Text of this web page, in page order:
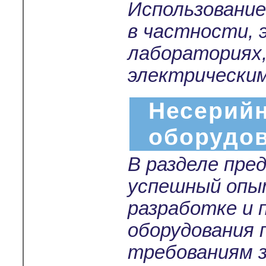
в частности,
В разделе
успешный
разработке и
оборудования
требованиям